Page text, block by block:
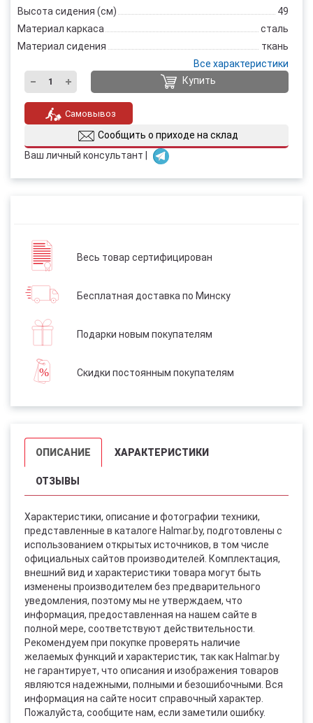
Высота сидения (см)
49
Материал каркаса
сталь
Материал сидения
ткань
Все характеристики
Купить
Самовывоз
Сообщить о приходе на склад
Ваш личный консультант |
Весь товар сертифицирован
Бесплатная доставка по Минску
Подарки новым покупателям
Скидки постоянным покупателям
ОПИСАНИЕ ХАРАКТЕРИСТИКИ
ОТЗЫВЫ
Характеристики, описание и фотографии техники,
представленные в каталоге Halmar.by, подготовлены с
использованием открытых источников, в том числе
официальных сайтов производителей. Комплектация,
внешний вид и характеристики товара могут быть
изменены производителем без предварительного
уведомления, поэтому мы не утверждаем, что
информация, предоставленная на нашем сайте в
полной мере, соответствуют действительности.
Рекомендуем при покупке проверять наличие
желаемых функций и характеристик, так как Halmar.by
не гарантирует, что описания и изображения товаров
являются надежными, полными и безошибочными. Вся
информация на сайте носит справочный характер.
Пожалуйста, сообщите нам, если заметили ошибку.